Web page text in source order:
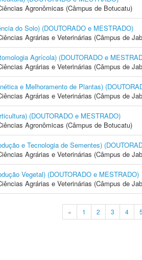
Agronômicas (Câmpus de Botucatu)
do Solo) (DOUTORADO e MESTRADO)
Agrárias e Veterinárias (Câmpus de
Agrícola) (DOUTORADO e
Agrárias e Veterinárias (Câmpus de
e Melhoramento de Plantas)
Agrárias e Veterinárias (Câmpus de
(DOUTORADO e MESTRADO)
Agronômicas (Câmpus de Botucatu)
e Tecnologia de Sementes)
Agrárias e Veterinárias (Câmpus de
Vegetal) (DOUTORADO e MESTRADO)
Agrárias e Veterinárias (Câmpus de
« 1 2 3 4 5